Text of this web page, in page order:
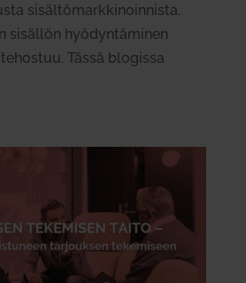
sisältömarkkinoinnista.
sisällön hyödyntäminen
Tässä blogissa